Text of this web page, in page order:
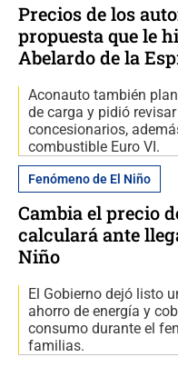
Precios de los
propuesta que le
Abelardo de la
Aconauto también
de carga y pidió
concesionarios,
combustible Euro VI.
Fenómeno de El Niño
Cambia el precio
calculará ante
Niño
El Gobierno dejó listo
ahorro de energía y
consumo durante el
familias.